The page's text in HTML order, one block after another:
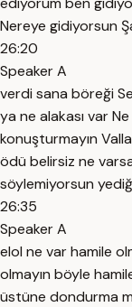
Nereye gidiyorsun
26:20
Speaker A
verdi sana böreği
ya ne alakası var
konuşturmayın
ödü belirsiz ne varsa
söylemiyorsun
26:35
Speaker A
elol ne var hamile
olmayın böyle
üstüne dondurma